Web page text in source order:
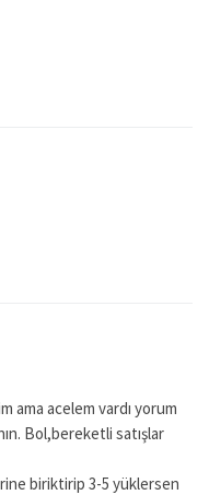
ama acelem vardı yorum
Bol,bereketli satışlar
biriktirip 3-5 yüklersen